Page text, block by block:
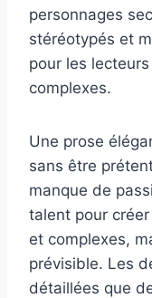
personnages
stéréotypés et
pour les
complexes.
Une prose
sans être
manque de
talent pour
et complexes,
prévisible. Les
détaillées que